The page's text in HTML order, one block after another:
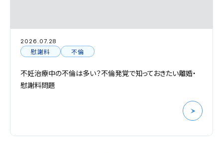
2026.07.28
慰謝料
熟年不倫の慰謝料と離婚問題｜後悔しないための適切な
応策とは？